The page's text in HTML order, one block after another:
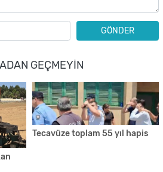
GÖNDER
GEÇMEYIN
Tecavüze toplam 55 yıl hapis